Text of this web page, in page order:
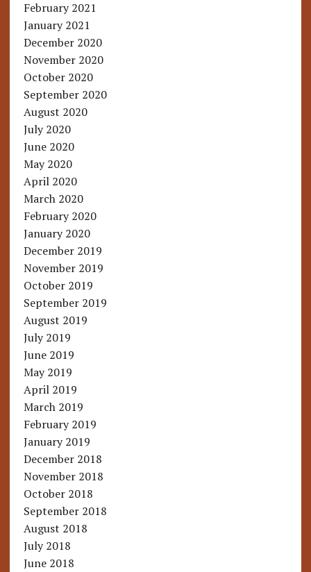
February 2021
January 2021
December 2020
November 2020
October 2020
September 2020
August 2020
July 2020
June 2020
May 2020
April 2020
March 2020
February 2020
January 2020
December 2019
November 2019
October 2019
September 2019
August 2019
July 2019
June 2019
May 2019
April 2019
March 2019
February 2019
January 2019
December 2018
November 2018
October 2018
September 2018
August 2018
July 2018
June 2018